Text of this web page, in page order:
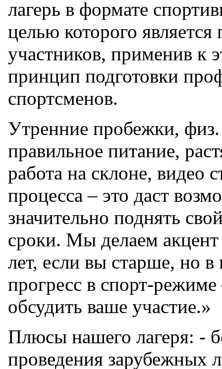
лагерь в формате
целью которого является
участников, применив к
принцип подготовки
спортсменов.
Утренние пробежки, физ.
правильное питание,
работа на склоне, видео
процесса – это даст
значительно поднять
сроки. Мы делаем
лет, если вы старше, но в
прогресс в спорт-
обсудить ваше участие.»
Плюсы нашего лагеря: -
проведения зарубежных